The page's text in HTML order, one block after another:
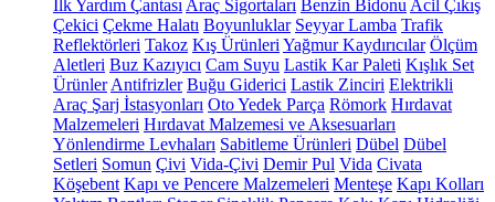
İlk Yardım Çantası Araç Sigortaları Benzin Bidonu Acil Çıkış
Çekici Çekme Halatı Boyunluklar Seyyar Lamba Trafik
Reflektörleri Takoz Kış Ürünleri Yağmur Kaydırıcılar Ölçüm
Aletleri Buz Kazıyıcı Cam Suyu Lastik Kar Paleti Kışlık Set
Ürünler Antifrizler Buğu Giderici Lastik Zinciri Elektrikli
Araç Şarj İstasyonları Oto Yedek Parça Römork Hırdavat
Malzemeleri Hırdavat Malzemesi ve Aksesuarları
Yönlendirme Levhaları Sabitleme Ürünleri Dübel Dübel
Setleri Somun Çivi Vida-Çivi Demir Pul Vida Civata
Köşebent Kapı ve Pencere Malzemeleri Menteşe Kapı Kolları